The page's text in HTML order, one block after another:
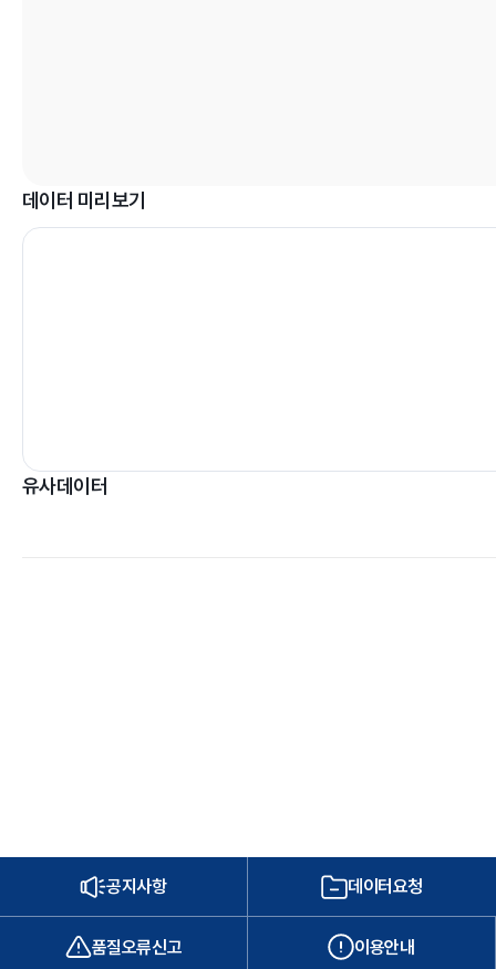
데이터 미리보기
유사데이터
공지사항 데이터요청
품질오류신고 이용안내